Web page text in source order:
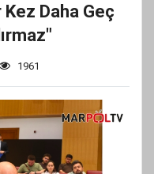
Kez Daha Geç
1961